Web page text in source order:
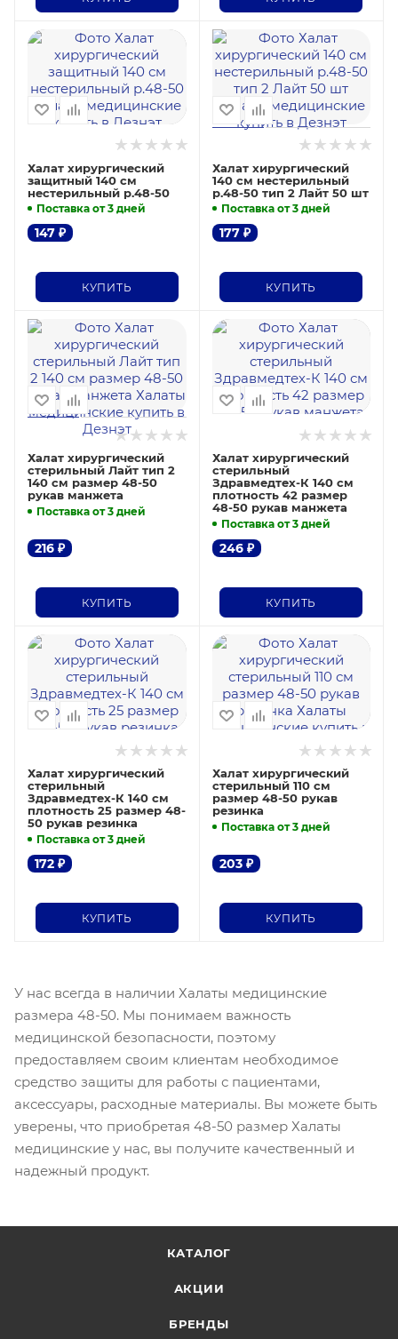
Халат хирургический
защитный 140 см
нестерильный р.48-50
Поставка от 3 дней
147 ₽
КУПИТЬ
Халат хирургический
140 см нестерильный
р.48-50 тип 2 Лайт 50 шт
Поставка от 3 дней
177₽
КУПИТЬ
Халат хирургический
стерильный Лайт тип 2
140 см размер 48-50
рукав манжета
Поставка от 3 дней
216 ₽
КУПИТЬ
Халат хирургический
стерильный
Здравмедтех-К 140 см
плотность 42 размер
48-50 рукав манжета
Поставка от 3 дней
246₽
КУПИТЬ
Халат хирургический
стерильный
Здравмедтех-К 140 см
плотность 25 размер 48-
50 рукав резинка
Поставка от 3 дней
172 ₽
КУПИТЬ
Халат хирургический
стерильный 110 см
размер 48-50 рукав
резинка
Поставка от 3 дней
203₽
КУПИТЬ
У нас всегда в наличии Халаты медицинские
размера 48-50. Мы понимаем важность
медицинской безопасности, поэтому
предоставляем своим клиентам необходимое
средство защиты для работы с пациентами,
аксессуары, расходные материалы. Вы можете быть
уверены, что приобретая 48-50 размер Халаты
медицинские у нас, вы получите качественный и
надежный продукт.
КАТАЛОГ
АКЦИИ
БРЕНДЫ